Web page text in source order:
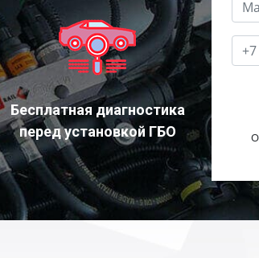
Бесплатная диагностика
перед установкой ГБО